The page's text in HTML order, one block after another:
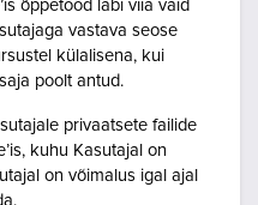
õppetööd läbi viia vaid
vastava seose
külalisena, kui
poolt antud.
privaatsete failide
kuhu Kasutajal on
on võimalus igal ajal